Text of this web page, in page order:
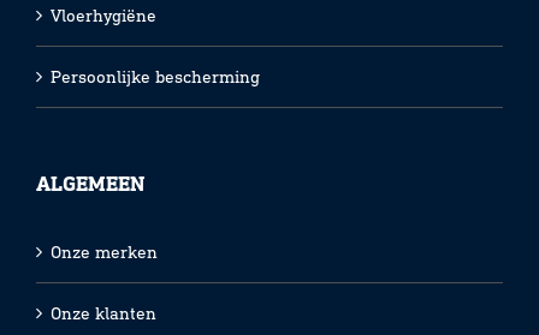
Vloerhygiëne
Persoonlijke bescherming
ALGEMEEN
Onze merken
Onze klanten